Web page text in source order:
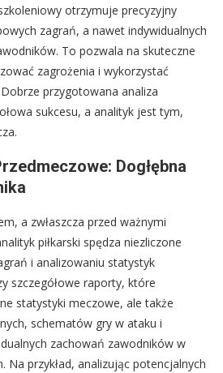
otrzymuje precyzyjny
zagrań, a nawet indywidualnych
To pozwala na skuteczne
zagrożenia i wykorzystać
przygotowana analiza
sukcesu, a analityk jest tym,
Dogłębna
a zwłaszcza przed ważnymi
piłkarski spędza niezliczone
i analizowaniu statystyk
szczegółowe raporty, które
statystyki meczowe, ale także
schematów gry w ataku i
zachowań zawodników w
Na przykład, analizując potencjalnych